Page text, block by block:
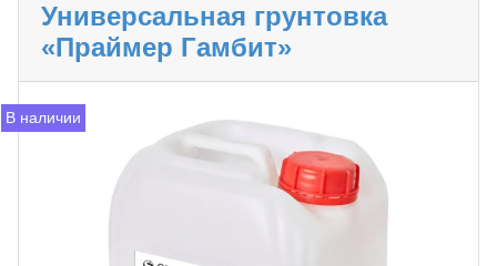
Универсальная грунтовка
«Праймер Гамбит»
В наличии